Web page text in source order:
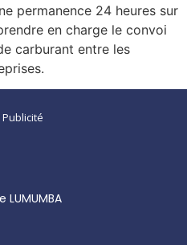
permanence 24 heures sur
en charge le convoi
carburant entre les